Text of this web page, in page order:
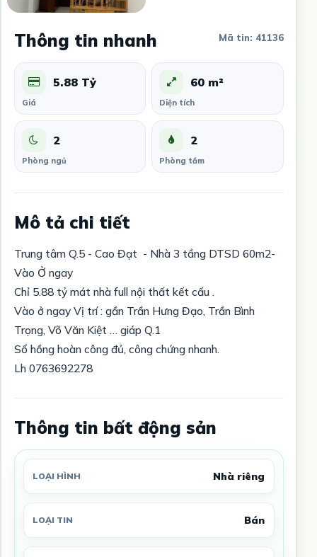
Thông tin nhanh Mã tin: 41136
5.88 Tỷ
Giá
60 m²
Diện tích
2
Phòng ngủ
2
Phòng tắm
Mô tả chi tiết
Trung tâm Q.5 - Cao Đạt - Nhà 3 tầng DTSD 60m2-
Vào Ở ngay
Chỉ 5.88 tỷ mát nhà full nội thất kết cấu .
Vào ở ngay Vị trí : gần Trần Hưng Đạo, Trần Bình
Trọng, Võ Văn Kiệt … giáp Q.1
Sổ hồng hoàn công đủ, công chứng nhanh.
Lh 0763692278
Thông tin bất động sản
LOẠI HÌNH Nhà riêng
LOẠI TIN Bán